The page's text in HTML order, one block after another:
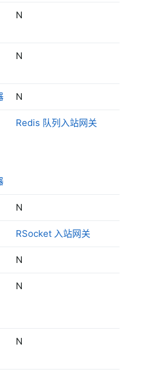
N
N
N
Redis 队列入站网关
N
RSocket 入站网关
N
N
N